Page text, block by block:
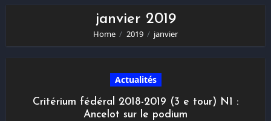
janvier 2019
Home 2019 janvier
Actualités
Critérium fédéral 2018-2019 (3 e tour) N1 :
Ancelot sur le podium